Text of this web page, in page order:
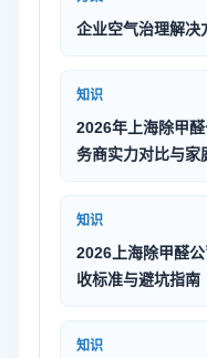
企业空气治理解决
知识
2026年上海除甲
务商实力对比与家
知识
2026上海除甲醛
收标准与避坑指南
知识